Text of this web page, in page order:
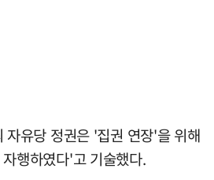
자유당 정권은 '집권 연장'을 위해
행하였다'고 기술했다.